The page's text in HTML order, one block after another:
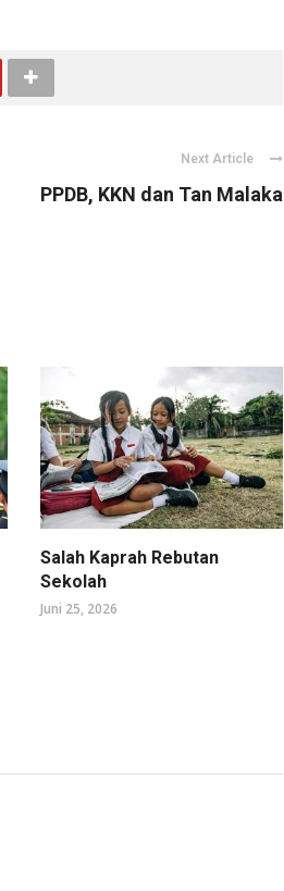
Next Article
PPDB, KKN dan Tan Malaka
Salah Kaprah Rebutan
Sekolah
Juni 25, 2026